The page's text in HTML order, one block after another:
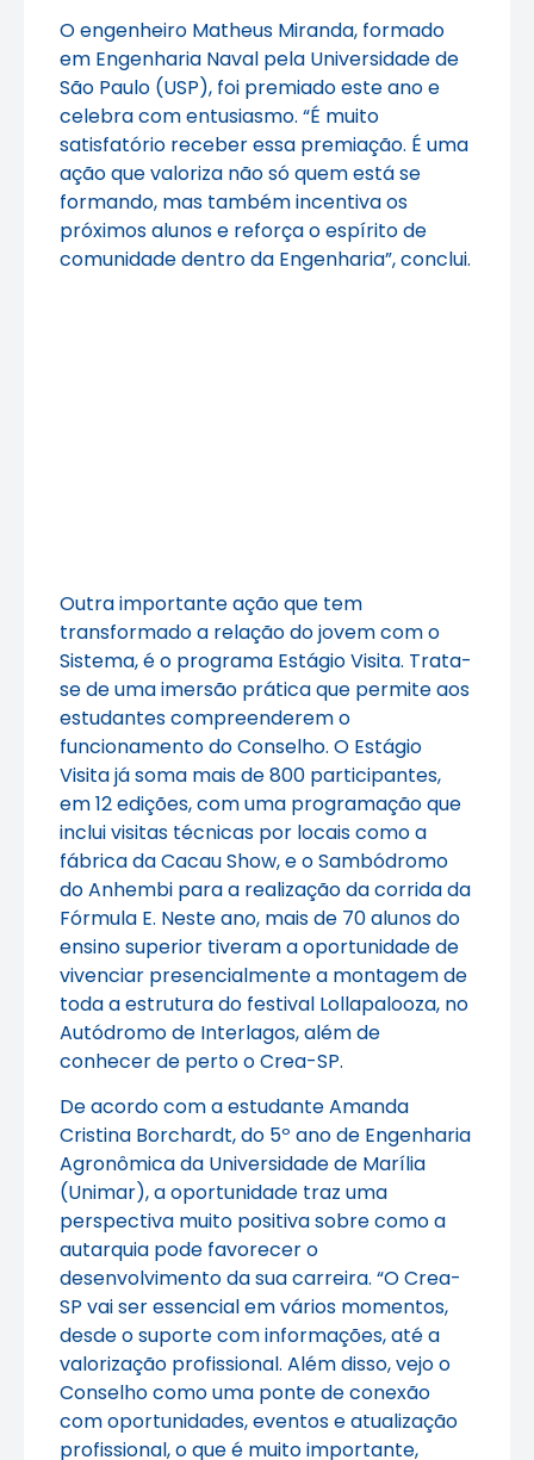
O engenheiro Matheus Miranda, formado
em Engenharia Naval pela Universidade de
São Paulo (USP), foi premiado este ano e
celebra com entusiasmo. “É muito
satisfatório receber essa premiação. É uma
ação que valoriza não só quem está se
formando, mas também incentiva os
próximos alunos e reforça o espírito de
comunidade dentro da Engenharia”, conclui.
Outra importante ação que tem
transformado a relação do jovem com o
Sistema, é o programa Estágio Visita. Trata-
se de uma imersão prática que permite aos
estudantes compreenderem o
funcionamento do Conselho. O Estágio
Visita já soma mais de 800 participantes,
em 12 edições, com uma programação que
inclui visitas técnicas por locais como a
fábrica da Cacau Show, e o Sambódromo
do Anhembi para a realização da corrida da
Fórmula E. Neste ano, mais de 70 alunos do
ensino superior tiveram a oportunidade de
vivenciar presencialmente a montagem de
toda a estrutura do festival Lollapalooza, no
Autódromo de Interlagos, além de
conhecer de perto o Crea-SP.
De acordo com a estudante Amanda
Cristina Borchardt, do 5º ano de Engenharia
Agronômica da Universidade de Marília
(Unimar), a oportunidade traz uma
perspectiva muito positiva sobre como a
autarquia pode favorecer o
desenvolvimento da sua carreira. “O Crea-
SP vai ser essencial em vários momentos,
desde o suporte com informações, até a
valorização profissional. Além disso, vejo o
Conselho como uma ponte de conexão
com oportunidades, eventos e atualização
profissional, o que é muito importante,